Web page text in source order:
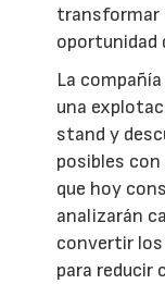
transformar
oportunidad
La
una
stand y
posibles
que hoy
analizarán
convertir
para reducir